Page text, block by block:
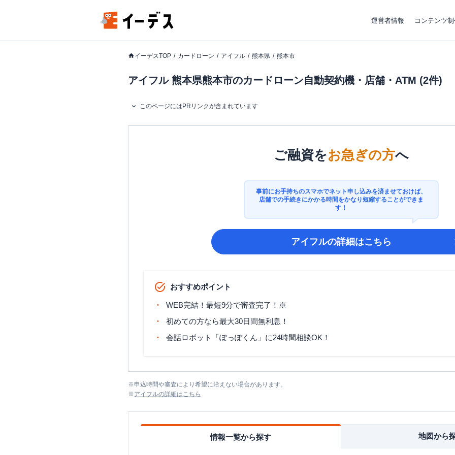
運営者情報 コンテンツ
イーデスTOP カードローン アイフル 熊本県 熊本市
アイフル 熊本県熊本市のカードローン自動契約機・店舗・ATM (2件)
このページにはPRリンクが含まれています
ご融資をお急ぎの方へ
事前にお手持ちのスマホでネット申し込みを済ませておけば、
店舗での手続きにかかる時間をかなり短縮することができま
す！
アイフルの詳細はこちら
おすすめポイント
WEB完結！最短9分で審査完了！※
初めての方なら最大30日間無利息！
会話ロボット「ぽっぽくん」に24時間相談OK！
※申込時間や審査により希望に沿えない場合があります。
※アイフルの詳細はこちら
情報一覧から探す 地図から